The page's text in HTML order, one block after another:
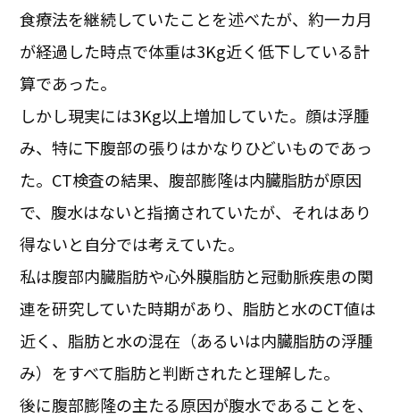
食療法を継続していたことを述べたが、約一カ月
が経過した時点で体重は3Kg近く低下している計
算であった。
しかし現実には3Kg以上増加していた。顔は浮腫
み、特に下腹部の張りはかなりひどいものであっ
た。CT検査の結果、腹部膨隆は内臓脂肪が原因
で、腹水はないと指摘されていたが、それはあり
得ないと自分では考えていた。
私は腹部内臓脂肪や心外膜脂肪と冠動脈疾患の関
連を研究していた時期があり、脂肪と水のCT値は
近く、脂肪と水の混在（あるいは内臓脂肪の浮腫
み）をすべて脂肪と判断されたと理解した。
後に腹部膨隆の主たる原因が腹水であることを、